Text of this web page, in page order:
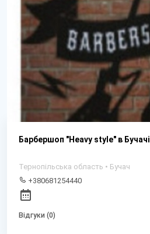
Барбершоп "Heavy style" в Бучачі
Тернопільська область • Бучач
+380681254440
Відгуки (0)